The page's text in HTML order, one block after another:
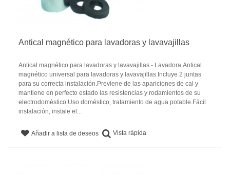
Antical magnético para lavadoras y lavavajillas
Antical magnético para lavadoras y lavavajillas - Lavadora.Antical
magnético universal para lavadoras y lavavajillas.Incluye 2 juntas
para su correcta instalación.Previene de las apariciones de cal y
mantiene en perfecto estado las resistencias y rodamientos de su
electrodoméstico.Uso doméstico, tratamiento de agua potable.Fácil
instalación, instale el...
Añadir a lista de deseos Vista rápida